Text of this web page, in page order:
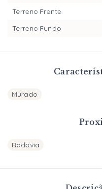
Murado
Rodovia
Terreno Frente
Terreno Fundo